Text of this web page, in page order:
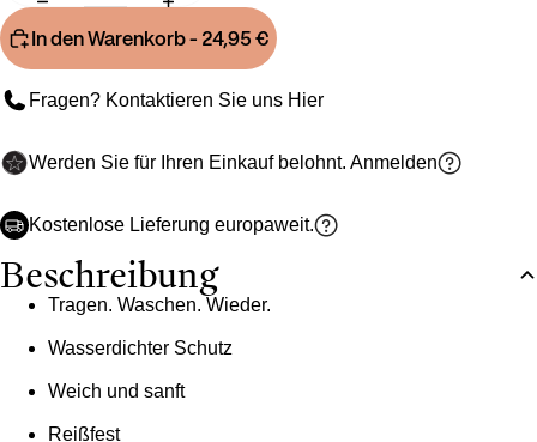
In den Warenkorb- 24,95 €
Fragen? Kontaktieren Sie uns Hier
Werden Sie für Ihren Einkauf belohnt. Anmelden
Kostenlose Lieferung europaweit.
Beschreibung
Tragen. Waschen. Wieder.
Wasserdichter Schutz
Weich und sanft
Reißfest